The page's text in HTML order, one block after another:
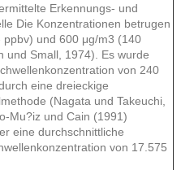
Erkennungs- und
Die Konzentrationen betrugen
ppbv) und 600 μg/m3 (140
und Small, 1974). Es wurde
von 240
eine dreieckige
(Nagata und Takeuchi,
Mu?iz und Cain (1991)
eine durchschnittliche
von 17.575